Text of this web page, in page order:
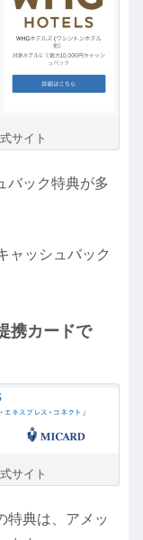
サイト
バック特典が多
ャッシュバック
携カードで
サイト
特典は、アメッ